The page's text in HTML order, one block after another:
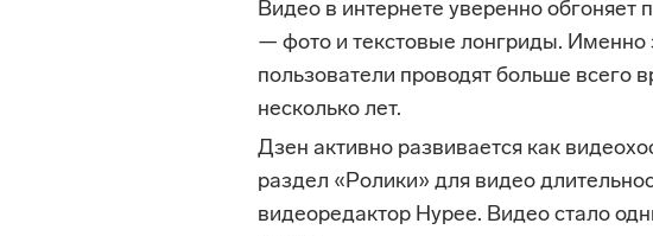
Видео в интернете уверенно обгоняет
— фото и текстовые лонгриды. Именно
пользователи проводят больше всего
несколько лет.
Дзен активно развивается как
раздел «Ролики» для видео
видеоредактор Hypee. Видео стало